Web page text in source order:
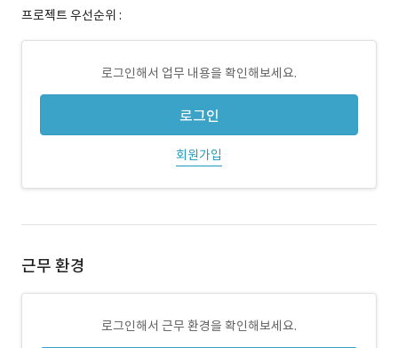
프로젝트 우선순위 :
로그인해서 업무 내용을 확인해보세요.
로그인
회원가입
근무 환경
로그인해서 근무 환경을 확인해보세요.